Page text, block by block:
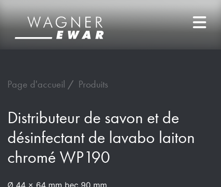
Page d'accueil Produits
Distributeur de savon et de
désinfectant de lavabo laiton
chromé WP190
Ø 44 x 64 mm bec 90 mm